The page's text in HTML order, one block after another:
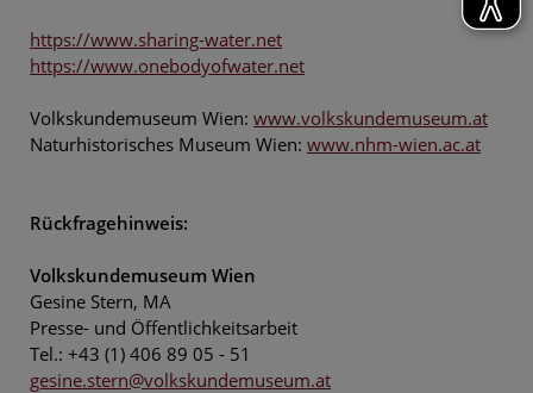
https://www.sharing-water.net
https://www.onebodyofwater.net
Volkskundemuseum Wien: www.volkskundemuseum.at
Naturhistorisches Museum Wien: www.nhm-wien.ac.at
Rückfragehinweis:
Volkskundemuseum Wien
Gesine Stern, MA
Presse- und Öffentlichkeitsarbeit
Tel.: +43 (1) 406 89 05 - 51
gesine.stern@volkskundemuseum.at